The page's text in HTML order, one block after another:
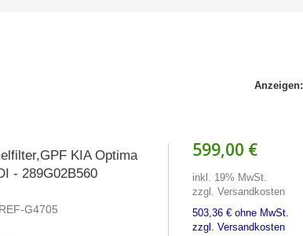
Anzeigen:
KIA Optima
- 289G02B560
REF-G4705
599,00 €
inkl. 19% MwSt.
zzgl. Versandkosten
503,36 € ohne MwSt.
zzgl. Versandkosten